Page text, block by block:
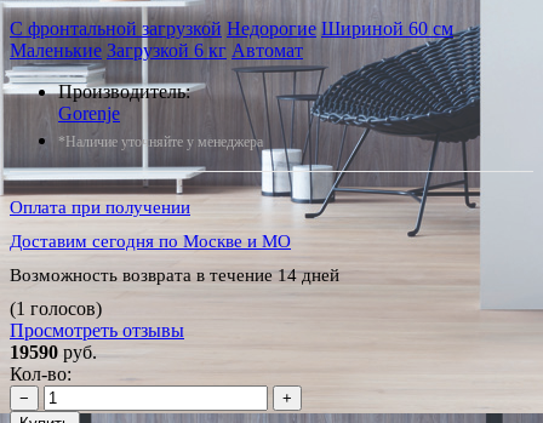
С фронтальной загрузкой Недорогие Шириной 60 см
Маленькие Загрузкой 6 кг Автомат
Производитель:
Gorenje
*Наличие уточняйте у менеджера
Оплата при получении
Доставим сегодня по Москве и МО
Возможность возврата в течение 14 дней
(1 голосов)
Просмотреть отзывы
19590 руб.
Кол-во:
−
+